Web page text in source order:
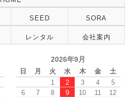
SEED SORA
レンタル 会社案内
2026年9月
日 月 火 水 木 金
土
1
2 3 4
5
6
7 8 9 10 11
12